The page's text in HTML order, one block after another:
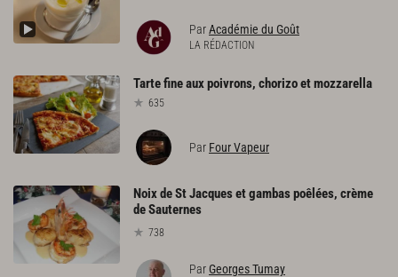
ParAcadémie du Goût
LA RÉDACTION
Tartefineauxpoivrons, chorizoetmozzarella
635
Par Four Vapeur
Noix de St Jacques et gambas poêlées, crème
de Sauternes
738
ParGeorges Tumay